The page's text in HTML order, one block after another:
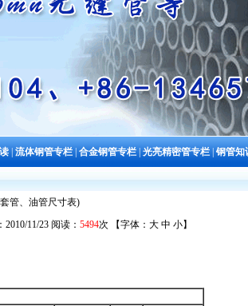
|流体钢管专栏|合金钢管专栏|光亮精密管专栏|钢管知
管、油管尺寸表)
11/23 阅读： 5494次 【字体： 大 中 小】